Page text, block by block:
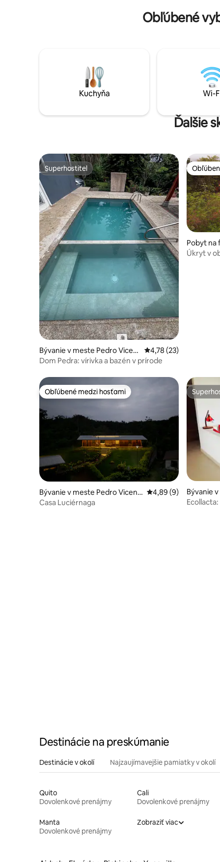
výnimočných súkromných chodníkoch.Obľúbené
Kuchyňa Wi-
Ďalšie
Superhostiteľ
Superhostiteľ
Bývanie v meste Pedro Vicent
e Maldonado
Priemerné
4,78 (23)
Dom Pedra: vírivka a bazén v prírode
Pobyt na
Úkryt v
Obľúbené medzi hosťami
Obľúbené medzi hosťami
Bývanie v meste Pedro Vicent
e Maldonado
Priemerné
4,89 (9)
Casa Luciérnaga
Bývanie
Destinácie na preskúmanie
Destinácie v okolí Najzaujímavejšie pamiatky v okolí
Quito
Dovolenkové prenájmy
Cali
Dovolenkové prenájmy
Manta
Dovolenkové prenájmy
Zobraziť viac